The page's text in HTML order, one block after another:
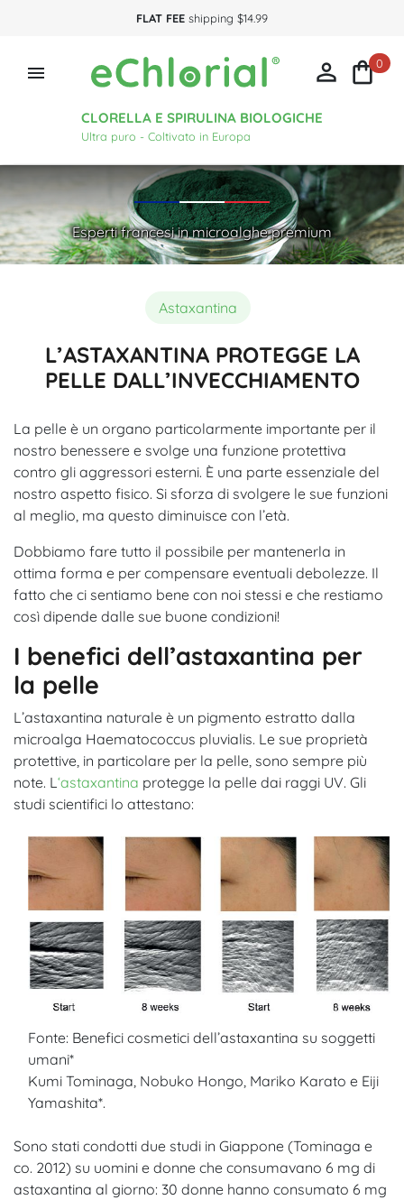
FLAT FEE shipping $14.99

CLORELLA E SPIRULINA BIOLOGICHE
Ultra puro - Coltivato in Europa
 0
Esperti francesi in microalghe premium
Astaxantina
L’ASTAXANTINA PROTEGGE LA
PELLE DALL’INVECCHIAMENTO
La pelle è un organo particolarmente importante per il
nostro benessere e svolge una funzione protettiva
contro gli aggressori esterni. È una parte essenziale del
nostro aspetto fisico. Si sforza di svolgere le sue funzioni
al meglio, ma questo diminuisce con l’età.
Dobbiamo fare tutto il possibile per mantenerla in
ottima forma e per compensare eventuali debolezze. Il
fatto che ci sentiamo bene con noi stessi e che restiamo
così dipende dalle sue buone condizioni!
I benefici dell’astaxantina per
la pelle
L’astaxantina naturale è un pigmento estratto dalla
microalga Haematococcus pluvialis. Le sue proprietà
protettive, in particolare per la pelle, sono sempre più
note. L ‘astaxantina protegge la pelle dai raggi UV. Gli
studi scientifici lo attestano:
Fonte: Benefici cosmetici dell’astaxantina su soggetti
umani*
Kumi Tominaga, Nobuko Hongo, Mariko Karato e Eiji
Yamashita*.
Sono stati condotti due studi in Giappone (Tominaga e
co. 2012) su uomini e donne che consumavano 6 mg di
astaxantina al giorno: 30 donne hanno consumato 6 mg